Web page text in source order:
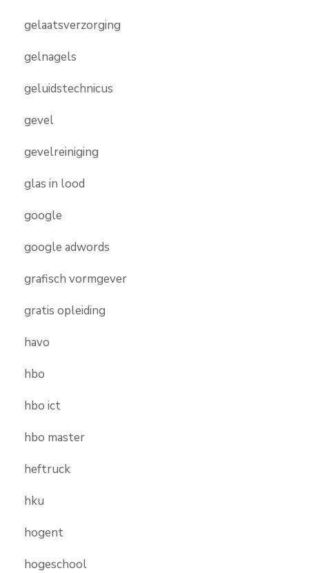
gelaatsverzorging
gelnagels
geluidstechnicus
gevel
gevelreiniging
glas in lood
google
google adwords
grafisch vormgever
gratis opleiding
havo
hbo
hbo ict
hbo master
heftruck
hku
hogent
hogeschool